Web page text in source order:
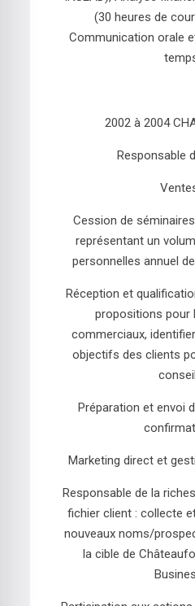
(30 heures de
Communication orale
2002 à 2004
Responsable
Cession de
représentant un
personnelles annuel
Réception et
propositions pour
commerciaux,
objectifs des clients
Préparation et envoi
Marketing direct et
Responsable de la
fichier client : collecte
nouveaux noms/
la cible de